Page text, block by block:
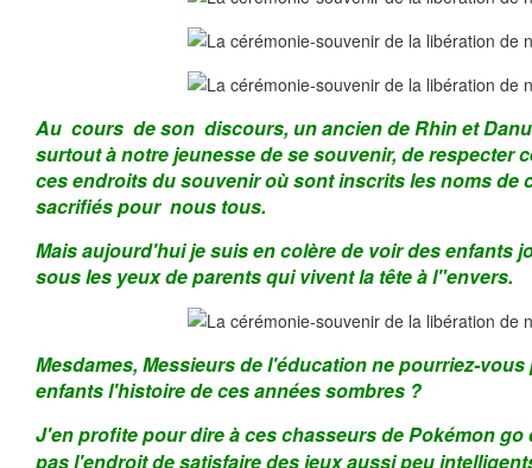
Au cours de son discours, un ancien de Rhin et
surtout à notre jeunesse de se souvenir, de respecter
ces endroits du souvenir où sont inscrits les noms de
sacrifiés pour nous tous.
Mais aujourd'hui je suis en colère de voir des enfants
sous les yeux de parents qui vivent la tête à l"envers.
Mesdames, Messieurs de l'éducation ne pourriez-
enfants l'histoire de ces années sombres ?
J'en profite pour dire à ces chasseurs de Pokémon go
pas l'endroit de satisfaire des jeux aussi peu